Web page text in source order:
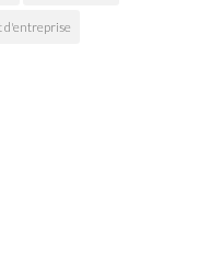
d'entreprise